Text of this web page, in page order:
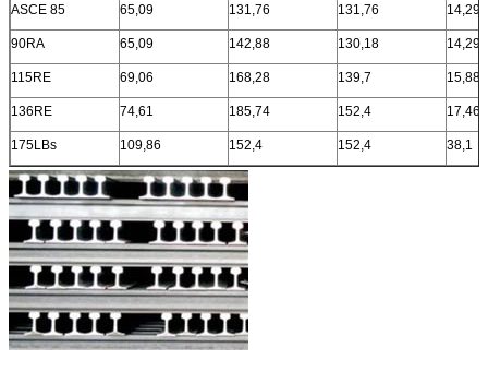
ASCE 85 65,09 131,76 131,76 14,29
90RA 65,09 142,88 130,18 14,29
115RE 69,06 168,28 139,7 15,88
136RE 74,61 185,74 152,4 17,46
175LBs 109,86 152,4 152,4 38,1